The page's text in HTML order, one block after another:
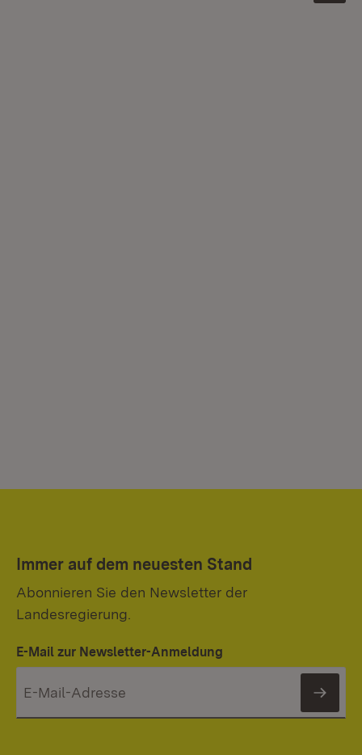
Immer auf dem neuesten Stand
Abonnieren Sie den Newsletter der
Landesregierung.
E-Mail zur Newsletter-Anmeldung